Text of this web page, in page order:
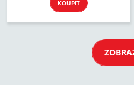
KOUPIT